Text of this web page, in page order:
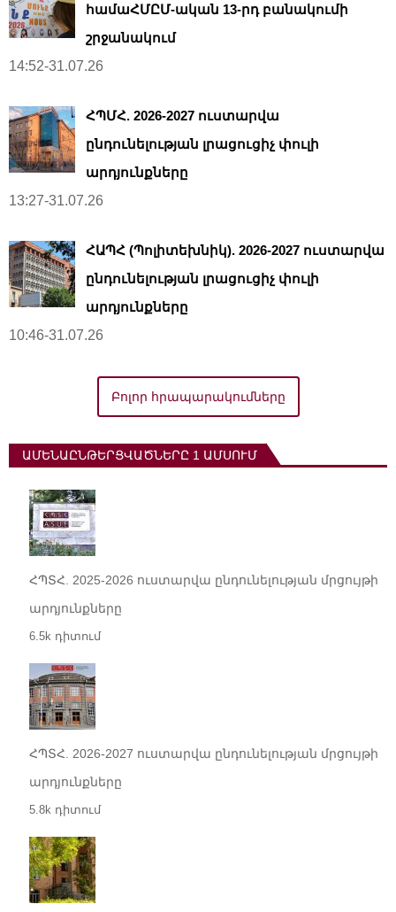
համաՀՄԸՄ-ական 13-րդ բանակումի
շրջանակում
14:52-31.07.26
ՀՊՄՀ. 2026-2027 ուստարվա
ընդունելության լրացուցիչ փուլի
արդյունքները
13:27-31.07.26
ՀԱՊՀ (Պոլիտեխնիկ). 2026-2027 ուստարվա
ընդունելության լրացուցիչ փուլի
արդյունքները
10:46-31.07.26
Բոլոր հրապարակումները
ԱՄԵՆԱԸՆԹԵՐՑՎԱԾՆԵՐԸ 1 ԱՄՍՈՒՄ
ՀՊՏՀ. 2025-2026 ուստարվա ընդունելության մրցույթի
արդյունքները
6.5k դիտում
ՀՊՏՀ. 2026-2027 ուստարվա ընդունելության մրցույթի
արդյունքները
5.8k դիտում